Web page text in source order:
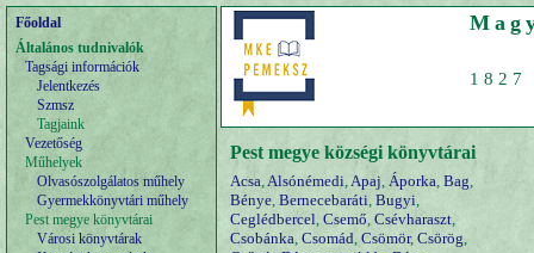
Főoldal
Általános tudnivalók
Tagsági információk
Jelentkezés
Szmsz
Tagjaink
Vezetőség
Műhelyek
Olvasószolgálatos műhely
Gyermekkönyvtári műhely
Pest megye könyvtárai
Városi könyvtárak
Pest megye községi könyvtárai
Acsa,Alsónémedi,Apaj, Áporka, Bag,
Bénye, Bernecebaráti, Bugyi,
Ceglédbercel, Csemő, Csévharaszt,
Csobánka, Csomád, Csömör, Csörög,